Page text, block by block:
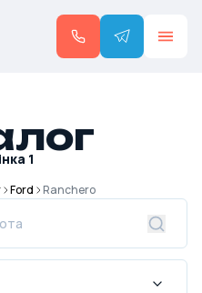
1
Ford Ranchero